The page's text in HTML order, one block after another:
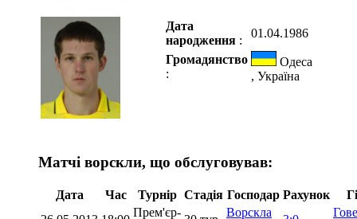
Дата
народження :
01.04.1986
Громадянство
:
Одеса
, Україна
Матчі ворскли, що обслуговував:
Дата Час Турнір Стадія Господар Рахунок
Прем'єр-
Ворскла